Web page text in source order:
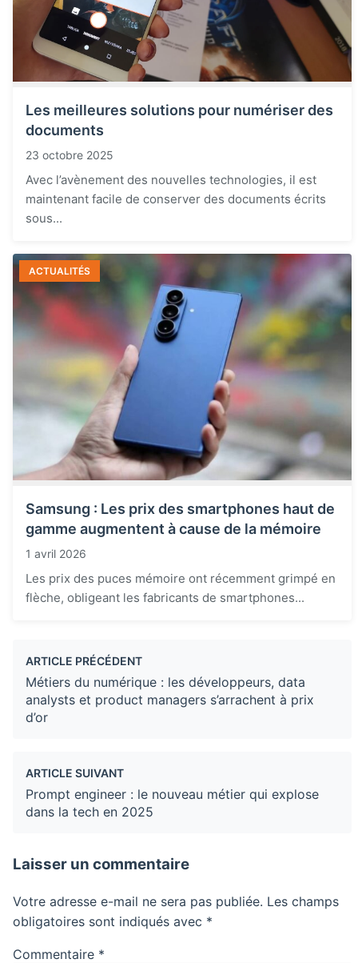
Les meilleures solutions pour numériser des
documents
23 octobre 2025
Avec l’avènement des nouvelles technologies, il est
maintenant facile de conserver des documents écrits
sous...
ACTUALITÉS
Samsung : Les prix des smartphones haut de
gamme augmentent à cause de la mémoire
1 avril 2026
Les prix des puces mémoire ont récemment grimpé en
flèche, obligeant les fabricants de smartphones...
ARTICLE PRÉCÉDENT
Métiers du numérique : les développeurs, data
analysts et product managers s’arrachent à prix
d’or
ARTICLE SUIVANT
Prompt engineer : le nouveau métier qui explose
dans la tech en 2025
Laisser un commentaire
Votre adresse e-mail ne sera pas publiée. Les champs
obligatoires sont indiqués avec *
Commentaire *